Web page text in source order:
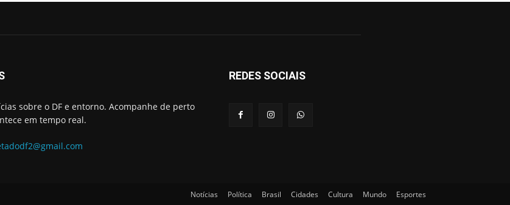
sobre o DF e entorno. Acompanhe de perto
em tempo real.
REDES SOCIAIS
Notícias Política Brasil Cidades Cultura Mundo Esportes